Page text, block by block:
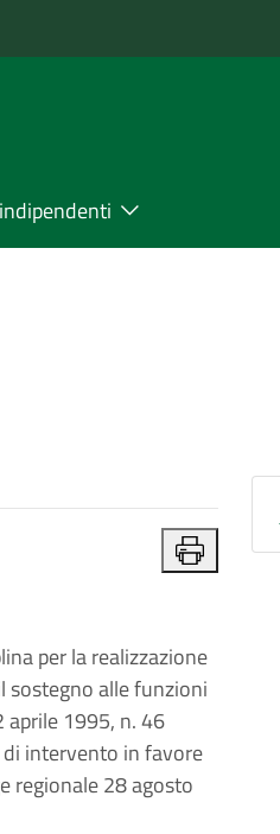
per la realizzazione
sostegno alle funzioni
aprile 1995, n. 46
intervento in favore
regionale 28 agosto